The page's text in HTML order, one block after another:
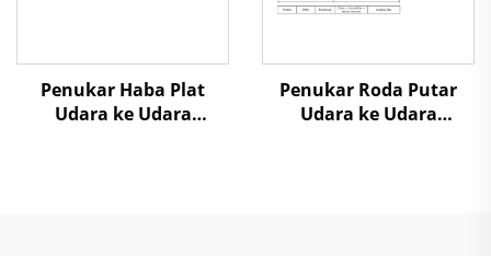
Penukar Haba Plat
Udara ke Udara
Penukar Roda Putar
Udara ke Udara